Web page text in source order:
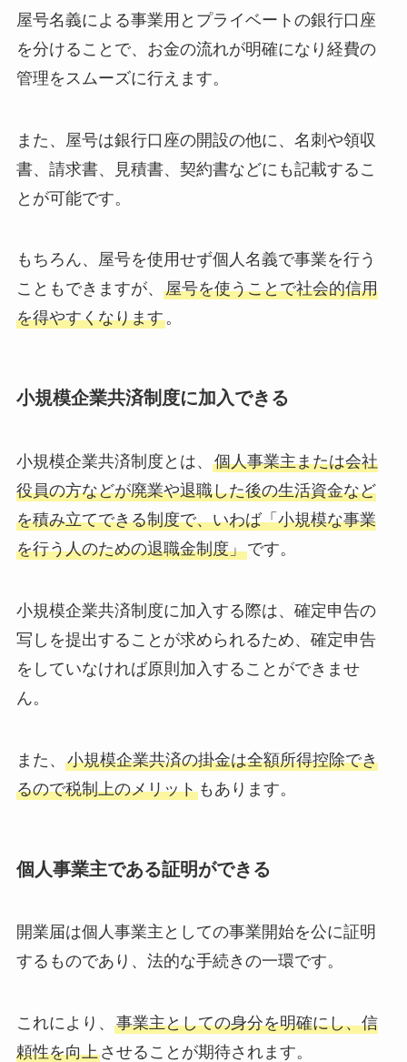
屋号名義による事業用とプライベートの銀行口座
を分けることで、お金の流れが明確になり経費の
管理をスムーズに行えます。
また、屋号は銀行口座の開設の他に、名刺や領収
書、請求書、見積書、契約書などにも記載するこ
とが可能です。
もちろん、屋号を使用せず個人名義で事業を行う
こともできますが、 屋号を使うことで社会的信用
を得やすくなります。
小規模企業共済制度に加入できる
小規模企業共済制度とは、 個人事業主または会社
役員の方などが廃業や退職した後の生活資金など
を積み立てできる制度で、いわば「小規模な事業
を行う人のための退職金制度」です。
小規模企業共済制度に加入する際は、確定申告の
写しを提出することが求められるため、確定申告
をしていなければ原則加入することができませ
ん。
また、 小規模企業共済の掛金は全額所得控除でき
るので税制上のメリットもあります。
個人事業主である証明ができる
開業届は個人事業主としての事業開始を公に証明
するものであり、法的な手続きの一環です。
これにより、 事業主としての身分を明確にし、信
頼性を向上させることが期待されます。